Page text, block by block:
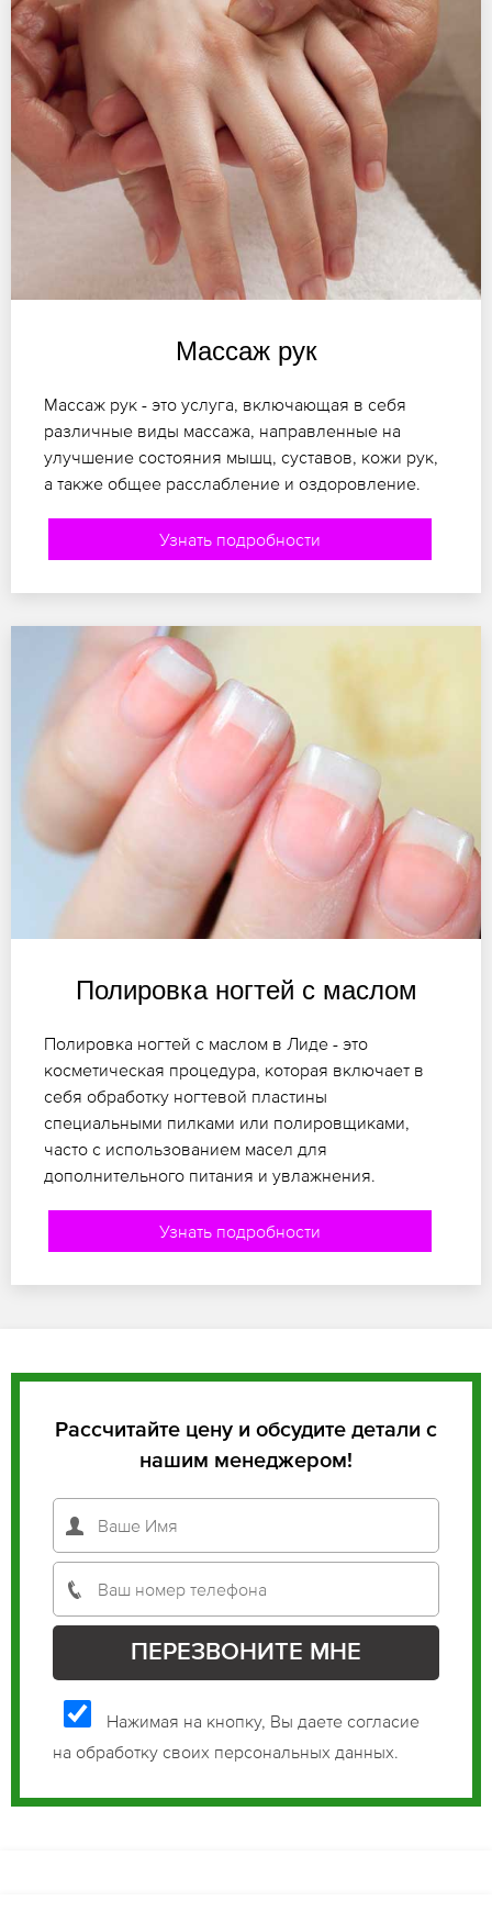
Массаж рук
Массаж рук - это услуга, включающая в себя
различные виды массажа, направленные на
улучшение состояния мышц, суставов, кожи рук,
а также общее расслабление и оздоровление.
Узнать подробности
Полировка ногтей с маслом
Полировка ногтей с маслом в Лиде - это
косметическая процедура, которая включает в
себя обработку ногтевой пластины
специальными пилками или полировщиками,
часто с использованием масел для
дополнительного питания и увлажнения.
Узнать подробности
Рассчитайте цену и обсудите детали с
нашим менеджером!
Нажимая на кнопку, Вы даете согласие
на обработку своих персональных данных.